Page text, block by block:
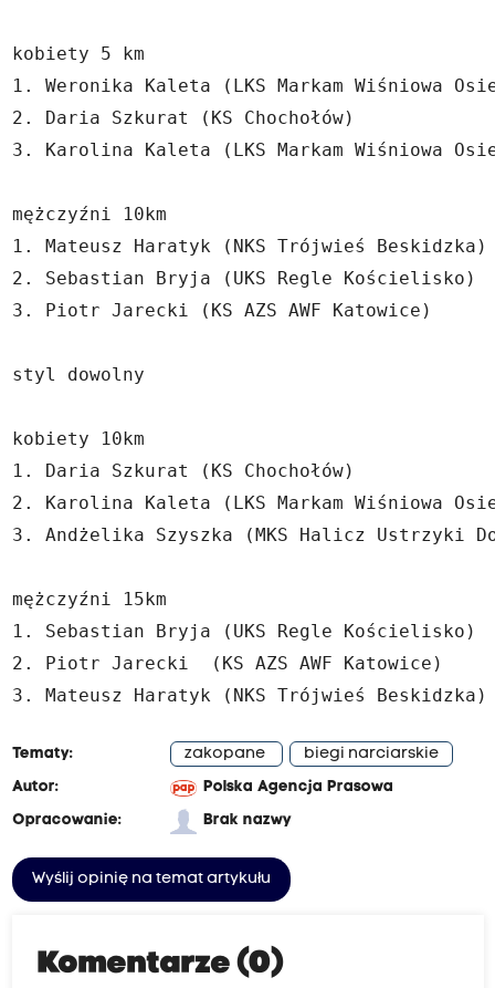
kobiety 5 km
1. Weronika Kaleta (LKS Markam Wiśniowa
2. Daria Szkurat (KS Chochołów)
3. Karolina Kaleta (LKS Markam Wiśniowa
mężczyźni 10km
1. Mateusz Haratyk (NKS Trójwieś Beskidzka)
2. Sebastian Bryja (UKS Regle Kościelisko)
3. Piotr Jarecki (KS AZS AWF Katowice)
styl dowolny
kobiety 10km
1. Daria Szkurat (KS Chochołów)
2. Karolina Kaleta (LKS Markam Wiśniowa
3. Andżelika Szyszka (MKS Halicz Ustrzyki
mężczyźni 15km
1. Sebastian Bryja (UKS Regle Kościelisko)
2. Piotr Jarecki  (KS AZS AWF Katowice)
3. Mateusz Haratyk (NKS Trójwieś Beskidzka)
Tematy: zakopane
biegi narciarskie
Autor:
Polska Agencja Prasowa
Opracowanie:
Brak nazwy
Wyślij opinię na temat artykułu
Komentarze (0)